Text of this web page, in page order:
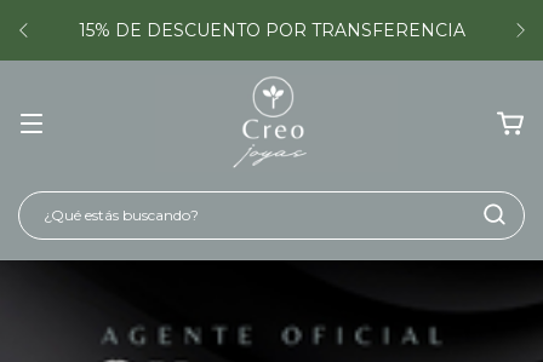
15% DE DESCUENTO POR TRANSFERENCIA